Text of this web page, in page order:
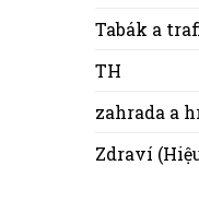
Tabák a
TH
zahrada a
Zdraví